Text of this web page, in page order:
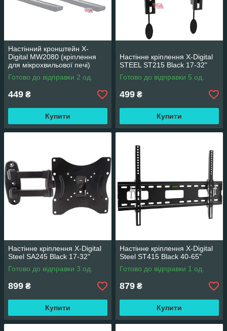
Настінний кронштейн X-
Digital MW2080 (кріплення
для мікрохвильової печі)
Готово до відправки 2 од.
449 ₴
Купити
Настінне кріплення X-Digital
STEEL ST215 Black 17-32"
Готово до відправки 5 од.
499 ₴
Купити
Настінне кріплення X-Digital
Steel SA245 Black 17-32"
Готово до відправки 3 од.
899 ₴
Купити
Настінне кріплення X-Digital
Steel ST415 Black 40-65"
Готово до відправки 1 од.
879 ₴
Купити